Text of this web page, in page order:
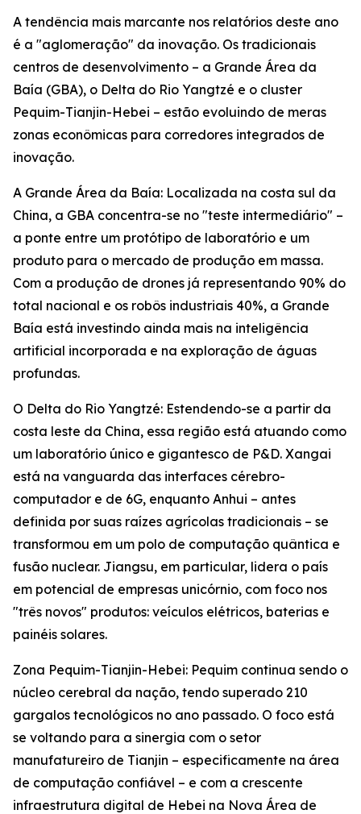
A tendência mais marcante nos relatórios deste ano
é a "aglomeração" da inovação. Os tradicionais
centros de desenvolvimento – a Grande Área da
Baía (GBA), o Delta do Rio Yangtzé e o cluster
Pequim-Tianjin-Hebei – estão evoluindo de meras
zonas econômicas para corredores integrados de
inovação.
A Grande Área da Baía: Localizada na costa sul da
China, a GBA concentra-se no "teste intermediário" –
a ponte entre um protótipo de laboratório e um
produto para o mercado de produção em massa.
Com a produção de drones já representando 90% do
total nacional e os robôs industriais 40%, a Grande
Baía está investindo ainda mais na inteligência
artificial incorporada e na exploração de águas
profundas.
O Delta do Rio Yangtzé: Estendendo-se a partir da
costa leste da China, essa região está atuando como
um laboratório único e gigantesco de P&D. Xangai
está na vanguarda das interfaces cérebro-
computador e de 6G, enquanto Anhui – antes
definida por suas raízes agrícolas tradicionais – se
transformou em um polo de computação quântica e
fusão nuclear. Jiangsu, em particular, lidera o país
em potencial de empresas unicórnio, com foco nos
"três novos" produtos: veículos elétricos, baterias e
painéis solares.
Zona Pequim-Tianjin-Hebei: Pequim continua sendo o
núcleo cerebral da nação, tendo superado 210
gargalos tecnológicos no ano passado. O foco está
se voltando para a sinergia com o setor
manufatureiro de Tianjin – especificamente na área
de computação confiável – e com a crescente
infraestrutura digital de Hebei na Nova Área de